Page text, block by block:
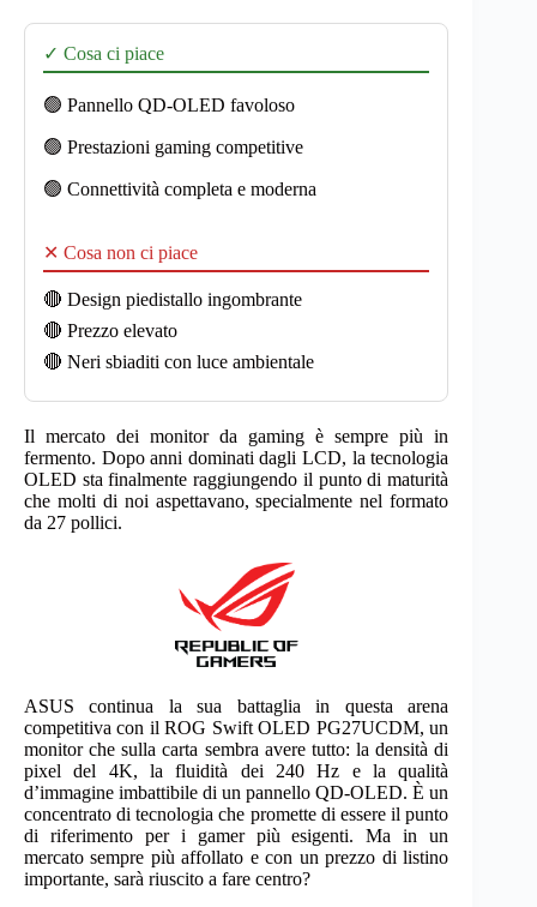
✓ Cosa ci piace
🟢 Pannello QD-OLED favoloso
🟢 Prestazioni gaming competitive
🟢 Connettività completa e moderna
✕ Cosa non ci piace
🔴 Design piedistallo ingombrante
🔴 Prezzo elevato
🔴 Neri sbiaditi con luce ambientale
Il mercato dei monitor da gaming è sempre più in
fermento. Dopo anni dominati dagli LCD, la tecnologia
OLED sta finalmente raggiungendo il punto di maturità
che molti di noi aspettavano, specialmente nel formato
da 27 pollici.
ASUS continua la sua battaglia in questa arena
competitiva con il ROG Swift OLED PG27UCDM, un
monitor che sulla carta sembra avere tutto: la densità di
pixel del 4K, la fluidità dei 240 Hz e la qualità
d’immagine imbattibile di un pannello QD-OLED. È un
concentrato di tecnologia che promette di essere il punto
di riferimento per i gamer più esigenti. Ma in un
mercato sempre più affollato e con un prezzo di listino
importante, sarà riuscito a fare centro?